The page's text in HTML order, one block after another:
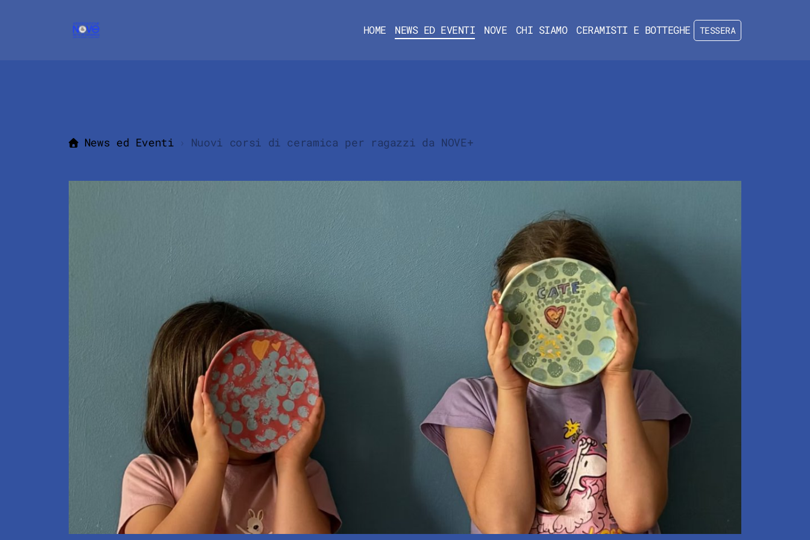
HOME NEWS ED EVENTI NOVE CHI SIAMO CERAMISTI E BOTTEGHE TESSERA
News ed Eventi Nuovi corsi di ceramica per ragazzi da NOVE+